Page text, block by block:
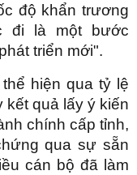
độ khẩn trương
đi là một bước
triển mới".
hiện qua tỷ lệ
kết quả lấy ý kiến
chính cấp tỉnh,
qua sự sẵn
cán bộ đã làm